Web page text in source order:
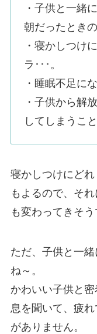
・子供と一緒
朝だったとき
・寝かしつけ
ラ･･･。
・睡眠不足に
・子供から解
してしまうこと
寝かしつけにど
もよるので、そ
も変わってきそう
ただ、子供と一
ね～。
かわいい子供と
息を聞いて、疲
がありません。